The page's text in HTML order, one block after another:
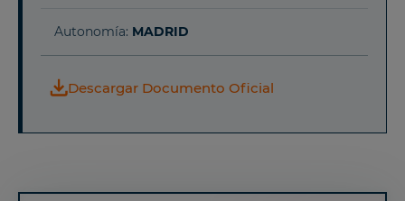
Autonomía: MADRID
Descargar Documento Oficial